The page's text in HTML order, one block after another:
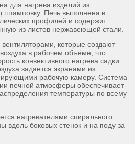
для нагрева изделий из
Печь выполнена в
профилей и содержит
из листов нержавеющей стали.
которые создают
в рабочем объёме, что
конвективного нагрева садки.
задается экранами из
рабочую камеру. Система
печной атмосферы обеспечивает
температуры по всему
нагревателями спирального
вдоль боковых стенок и на поду за